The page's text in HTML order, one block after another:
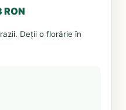
RON
Deții o florărie în